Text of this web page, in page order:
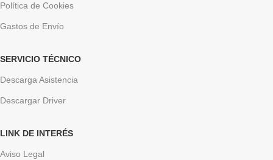
Política de Cookies
Gastos de Envío
SERVICIO TÉCNICO
Descarga Asistencia
Descargar Driver
LINK DE INTERÉS
Aviso Legal